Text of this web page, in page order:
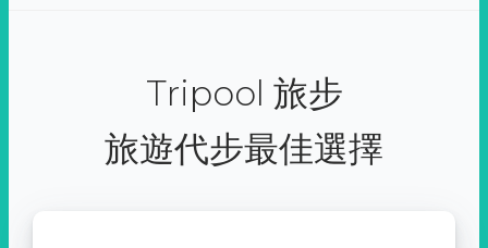
Tripool 旅步
旅遊代步最佳選擇